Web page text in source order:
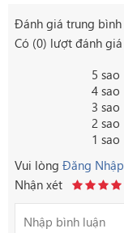
Đánh giá trung bình
Có (0) lượt đánh giá
5 sao
4 sao
3 sao
2 sao
1 sao
Vui lòng Đăng Nhập
Nhận xét